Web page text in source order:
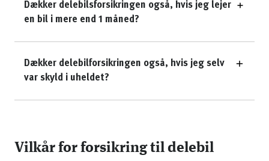
Dækker delebilsforsikringen også, hvis jeg lejer
en bil i mere end 1 måned?
Dækker delebilforsikringen også, hvis jeg selv
var skyld i uheldet?
Vilkår for forsikring til delebil